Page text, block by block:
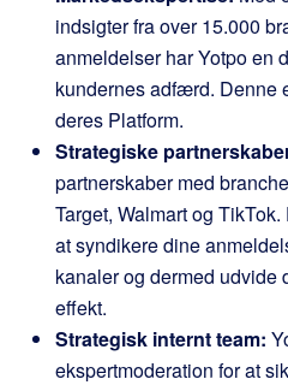
indsigter fra over 15.000
anmeldelser har Yotpo en
kundernes adfærd. Denne
deres Platform.
Strategiske
partnerskaber med
Target, Walmart og
at syndikere dine
kanaler og dermed
effekt.
Strategisk internt team:
ekspertmoderation for at